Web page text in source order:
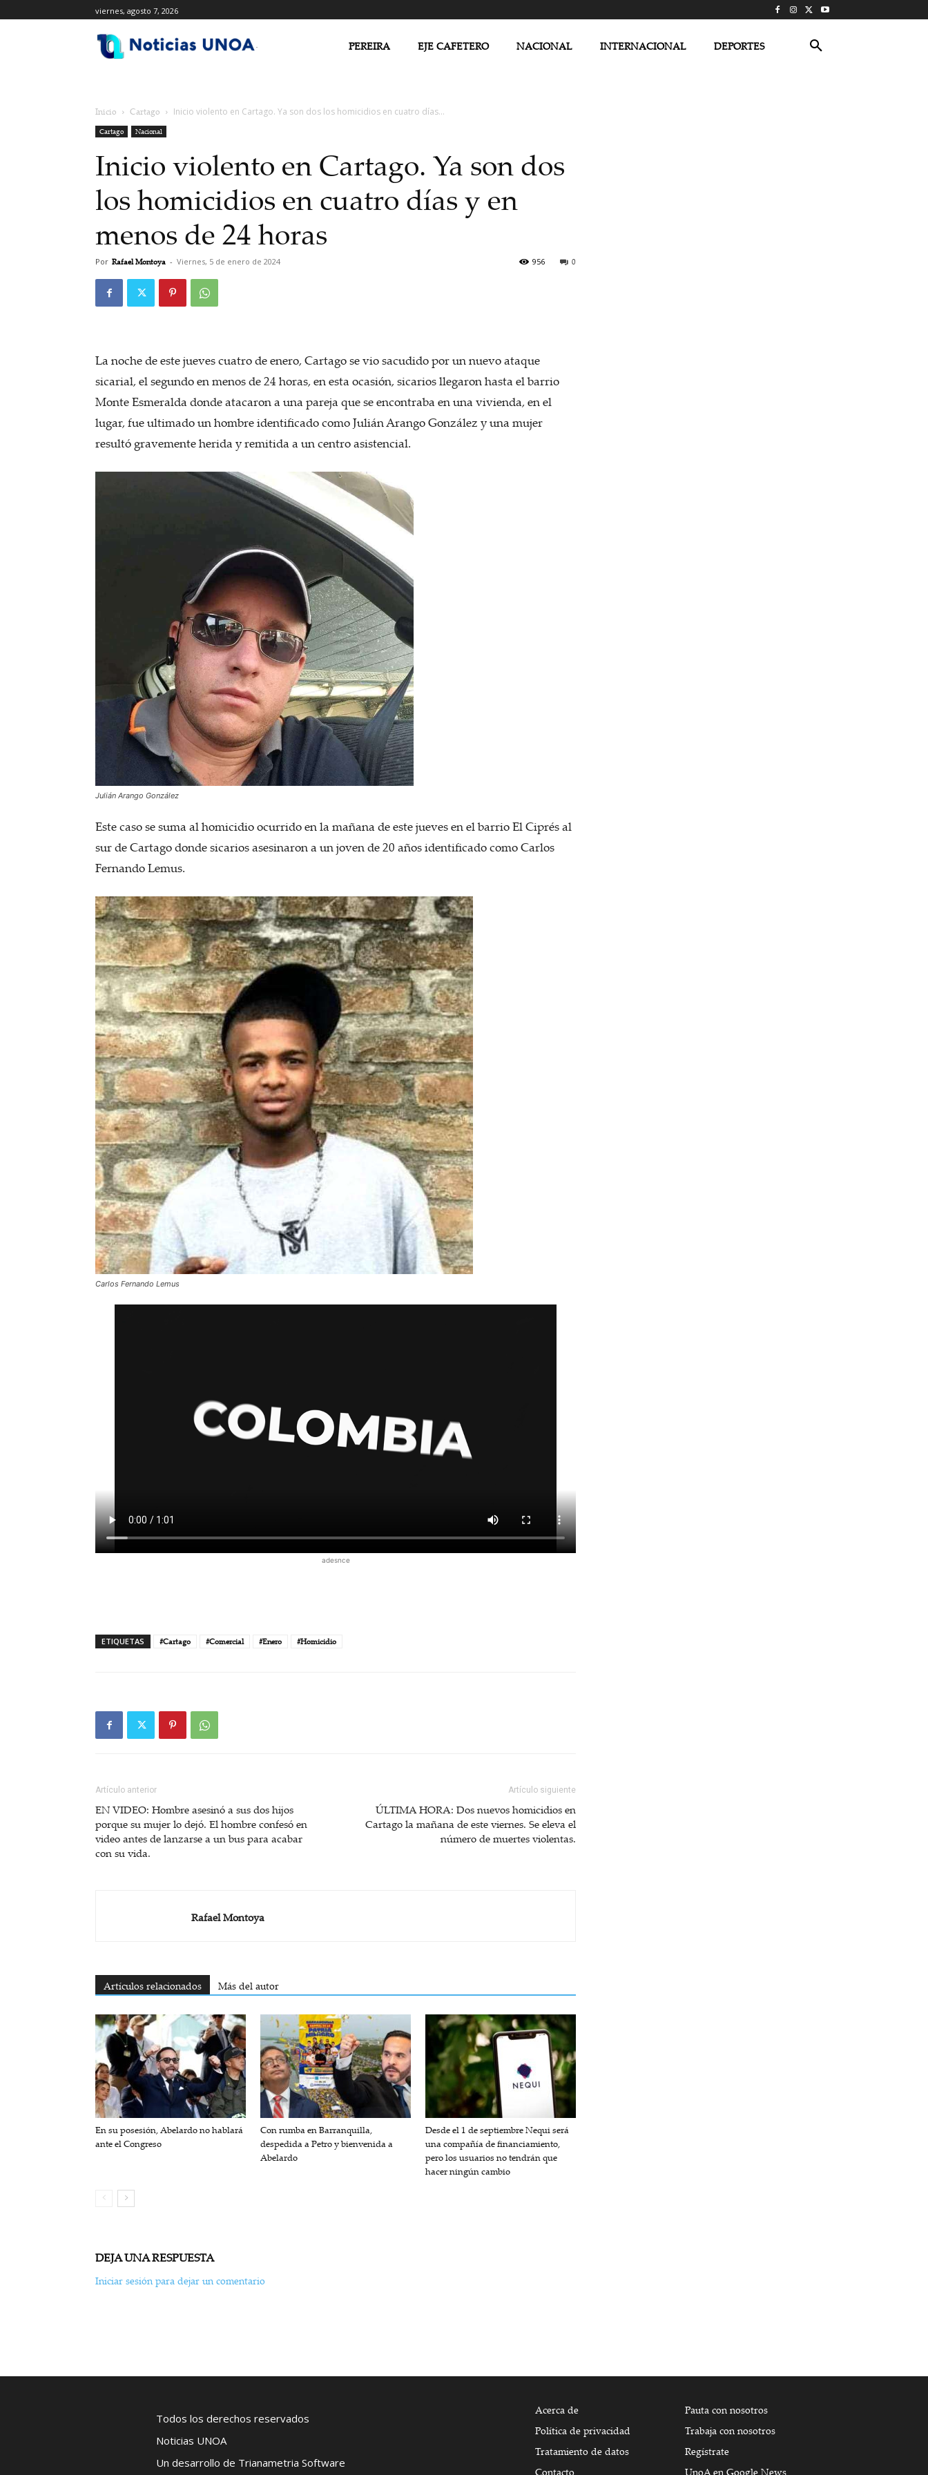
viernes, agosto 7, 2026
PEREIRA EJE CAFETERO NACIONAL INTERNACIONAL DEPORTES
Inicio Cartago Inicio violento en Cartago. Ya son dos los homicidios en cuatro días...
Cartago Nacional
Inicio violento en Cartago. Ya son dos
los homicidios en cuatro días y en
menos de 24 horas
Por Rafael Montoya - Viernes, 5 de enero de 2024 0
956
La noche de este jueves cuatro de enero, Cartago se vio sacudido por un nuevo ataque
sicarial, el segundo en menos de 24 horas, en esta ocasión, sicarios llegaron hasta el barrio
Monte Esmeralda donde atacaron a una pareja que se encontraba en una vivienda, en el
lugar, fue ultimado un hombre identificado como Julián Arango González y una mujer
resultó gravemente herida y remitida a un centro asistencial.
Julián Arango González
Este caso se suma al homicidio ocurrido en la mañana de este jueves en el barrio El Ciprés al
sur de Cartago donde sicarios asesinaron a un joven de 20 años identificado como Carlos
Fernando Lemus.
Carlos Fernando Lemus
adesnce
ETIQUETAS #Cartago #Comercial #Enero #Homicidio
Artículo anterior
EN VIDEO: Hombre asesinó a sus dos hijos
porque su mujer lo dejó. El hombre confesó en
video antes de lanzarse a un bus para acabar
con su vida.
Artículo siguiente
ÚLTIMA HORA: Dos nuevos homicidios en
Cartago la mañana de este viernes. Se eleva el
número de muertes violentas.
Rafael Montoya
Artículos relacionados Más del autor
En su posesión, Abelardo no hablará
ante el Congreso
Con rumba en Barranquilla,
despedida a Petro y bienvenida a
Abelardo
Desde el 1 de septiembre Nequi será
una compañía de financiamiento,
pero los usuarios no tendrán que
hacer ningún cambio
DEJA UNA RESPUESTA
Iniciar sesión para dejar un comentario
Todos los derechos reservados
Noticias UNOA
Un desarrollo de Trianametria Software
Acerca de
Política de privacidad
Tratamiento de datos
Contacto
Pauta con nosotros
Trabaja con nosotros
Regístrate
UnoA en Google News